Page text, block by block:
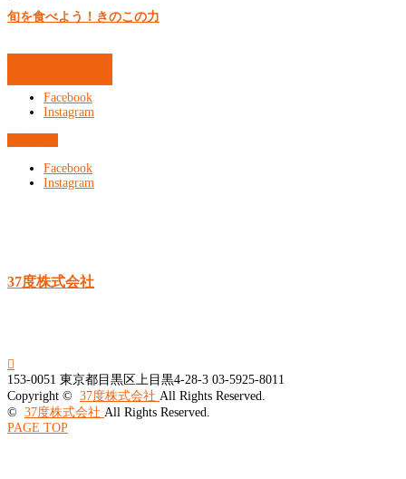
旬を食べよう！きのこの力
Facebook
Instagram
Facebook
Instagram
37度株式会社

153-0051 東京都目黒区上目黒4-28-3 03-5925-8011
Copyright © 37度株式会社 All Rights Reserved.
© 37度株式会社 All Rights Reserved.
PAGE TOP